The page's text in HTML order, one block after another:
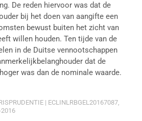
De reden hiervoor was dat de
bij het doen van aangifte een
bewust buiten het zicht van
willen houden. Ten tijde van de
in de Duitse vennootschappen
dat de
was dan de nominale waarde.
| ECLINLRBGEL20167087,